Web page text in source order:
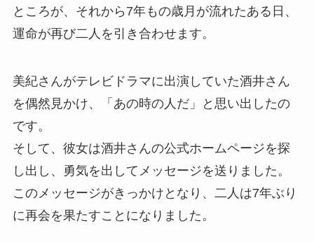
ところが、それから7年もの歳月が流れたある日、
運命が再び二人を引き合わせます。
美紀さんがテレビドラマに出演していた酒井さん
を偶然見かけ、「あの時の人だ」と思い出したの
です。
そして、彼女は酒井さんの公式ホームページを探
し出し、勇気を出してメッセージを送りました。
このメッセージがきっかけとなり、二人は7年ぶり
に再会を果たすことになりました。